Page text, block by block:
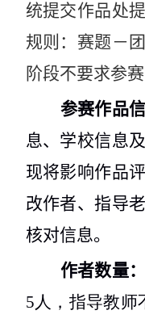
统提交作品处
规则：赛题－
阶段不要求参
参赛作品
息、学校信息
现将影响作品
改作者、指导
核对信息。
作者数量：
5人，指导教师